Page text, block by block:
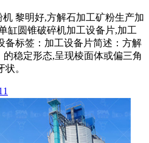
黎明好,方解石加工矿粉生产加
缸圆锥破碎机加工设备片,加工
备标签：加工设备片简述：方解
的稳定形态,呈现棱面体或偏三角
。